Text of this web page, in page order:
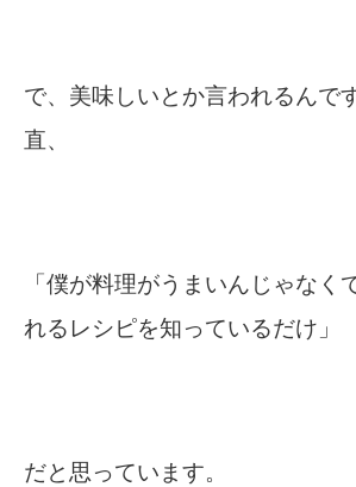
で、美味しいとか言われるんで
直、
「僕が料理がうまいんじゃなく
れるレシピを知っているだけ」
だと思っています。